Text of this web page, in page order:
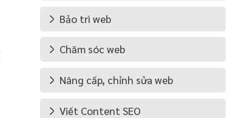
Bảo trì web
Chăm sóc web
Nâng cấp, chỉnh sửa web
Viết Content SEO